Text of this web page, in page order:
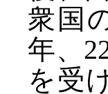
衆国
年、
を受